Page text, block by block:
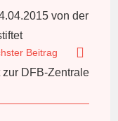
von der
Beitrag
zur DFB-Zentrale